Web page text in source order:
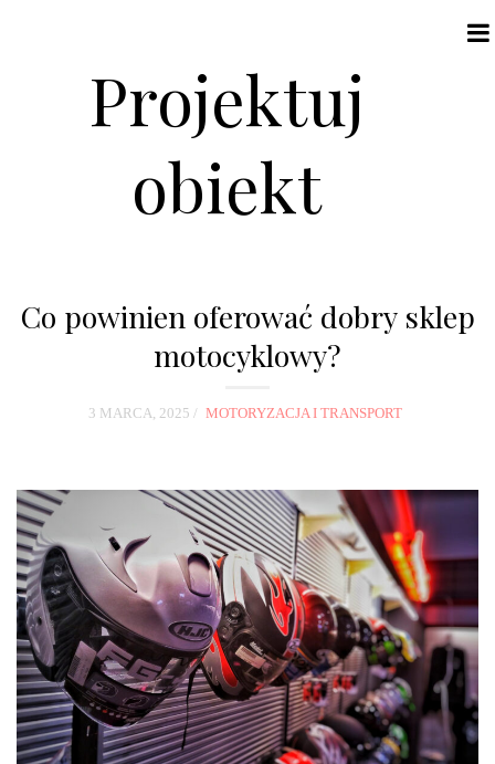
Projektuj
obiekt
a
i
o
n
Co powinien oferować dobry sklep
motocyklowy?
3 MARCA, 2025 MOTORYZACJA I TRANSPORT